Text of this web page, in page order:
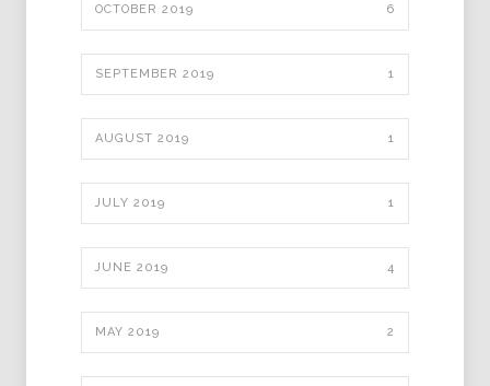
OCTOBER 2019 6
SEPTEMBER 2019 1
AUGUST 2019 1
JULY 2019 1
JUNE 2019 4
MAY 2019 2